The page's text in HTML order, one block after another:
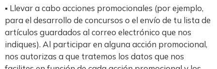
▪ Llevar a cabo acciones promocionales (por ejemplo,
para el desarrollo de concursos o el envío de tu lista de
artículos guardados al correo electrónico que nos
indiques). Al participar en alguna acción promocional,
nos autorizas a que tratemos los datos que nos